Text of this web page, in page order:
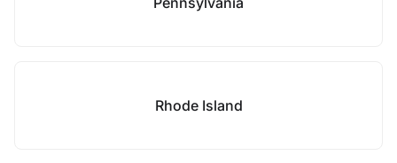
Rhode Island